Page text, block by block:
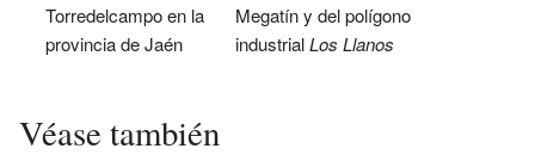
Torredelcampo en la
provincia de Jaén
Megatín y del polígono
industrialLos Llanos
Véase también